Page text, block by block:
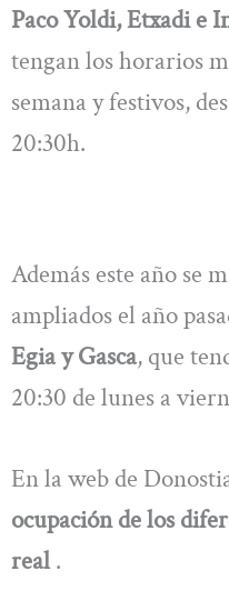
Paco Yoldi, Etxadi e
tengan los horarios
semana y festivos,
20:30h.
Además este año se
ampliados el año
Egia y Gasca, que
20:30 de lunes a
En la web de
ocupación de los
real .